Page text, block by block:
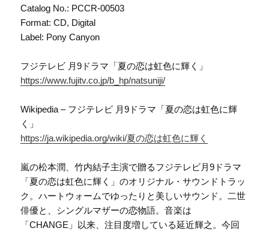
Catalog No.: PCCR-00503
Format: CD, Digital
Label: Pony Canyon
フジテレビ 月9ドラマ「夏の恋は虹色に輝く」
https://www.fujitv.co.jp/b_hp/natsuniji/
Wikipedia – フジテレビ 月9ドラマ「夏の恋は虹色に輝
く」
https://ja.wikipedia.org/wiki/夏の恋は虹色に輝く
嵐の松本潤、竹内結子主演で贈るフジテレビ月9ドラマ
「夏の恋は虹色に輝く」のオリジナル・サウンドトラッ
ク。ハートウォームでゆったりと美しいサウンド。二世
俳優と、シングルマザーの恋物語。音楽は
「CHANGE」以来、注目度増している延近輝之。今回